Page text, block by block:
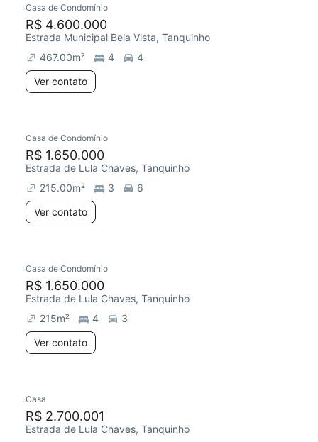
Redecorar
Casa de Condomínio
R$ 4.600.000
Estrada Municipal Bela Vista, Tanquinho
467.00m² 4
4
Ver contato
Casa de Condomínio
R$ 1.650.000
Estrada de Lula Chaves, Tanquinho
215.00m² 3
6
Ver contato
Casa de Condomínio
R$ 1.650.000
Estrada de Lula Chaves, Tanquinho
215m² 4
3
Ver contato
Casa
R$ 2.700.001
Estrada de Lula Chaves, Tanquinho